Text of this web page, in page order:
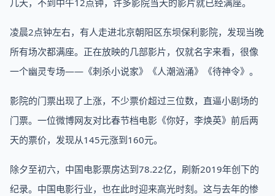
凌晨2点钟左右，有人走进北京朝阳区东坝保利影院，发现当晚
所有场次都满座。正在放映的几部影片，仅就名字来看，很像
一个幽灵专场——《刺杀小说家》《人潮汹涌》《待神令》。
影院的门票出现了上涨，不少票价超过三位数，直逼小剧场的
门票。一位微博网友对比春节档电影《你好，李焕英》前后两
天的票价，发现从145元涨到160元。
除夕至初六，中国电影票房达到78.22亿，刷新2019年创下的
纪录。中国电影行业，也在此时迎来高光时刻。这与去年的惨